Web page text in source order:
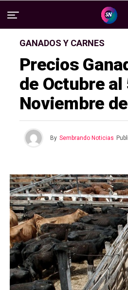
GANADOS Y CARNES
Precios
de Octubre al
Noviembre
By Sembrando Noticias